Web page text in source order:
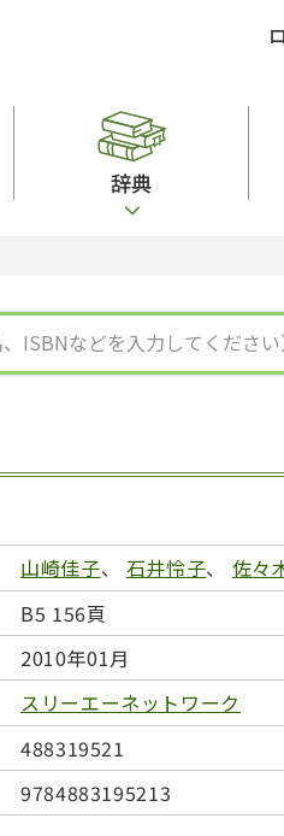
文法
作文
日本留学試験対
定期刊行物
図表
辞典
中国語辞典
ロシア語辞典
比較文化辞典
文章・談話・表現
言語学
アカデミック・
山崎佳子、 石井怜子、 佐々
B5 156頁
2010年01月
スリーエーネットワーク
488319521
9784883195213